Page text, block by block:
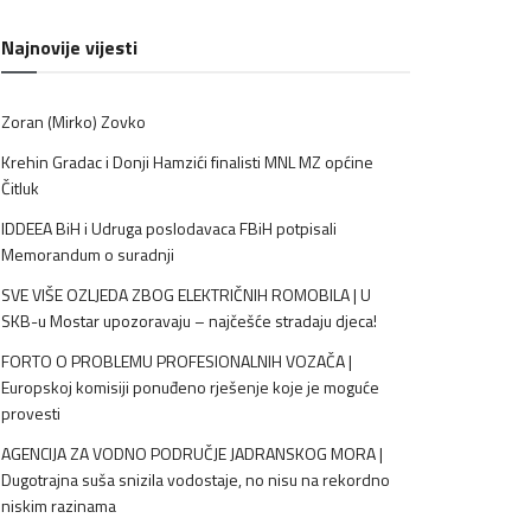
Najnovije vijesti
Zoran (Mirko) Zovko
Krehin Gradac i Donji Hamzići finalisti MNL MZ općine
Čitluk
IDDEEA BiH i Udruga poslodavaca FBiH potpisali
Memorandum o suradnji
SVE VIŠE OZLJEDA ZBOG ELEKTRIČNIH ROMOBILA | U
SKB-u Mostar upozoravaju – najčešće stradaju djeca!
FORTO O PROBLEMU PROFESIONALNIH VOZAČA |
Europskoj komisiji ponuđeno rješenje koje je moguće
provesti
AGENCIJA ZA VODNO PODRUČJE JADRANSKOG MORA |
Dugotrajna suša snizila vodostaje, no nisu na rekordno
niskim razinama